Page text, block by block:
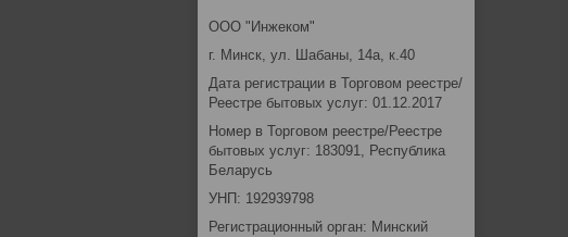
ООО "Инжеком"
г. Минск, ул. Шабаны, 14а, к.40
Дата регистрации в Торговом реестре/
Реестре бытовых услуг: 01.12.2017
Номер в Торговом реестре/Реестре
бытовых услуг: 183091, Республика
Беларусь
УНП: 192939798
Регистрационный орган: Минский